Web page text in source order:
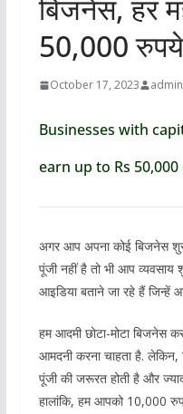
बिजनेस, हर
50,000
October 17, 2023 admin
Businesses with
earn up to Rs
अगर आप अपना कोई बिजनेस
पूंजी नहीं है तो भी आप
आइडिया बताने जा रहे हैं
हम आदमी छोटा-मोटा बिजनेस
आमदनी करना चाहता है.
पूंजी की जरूरत होती है और
हालांकि, हम आपको 10,000